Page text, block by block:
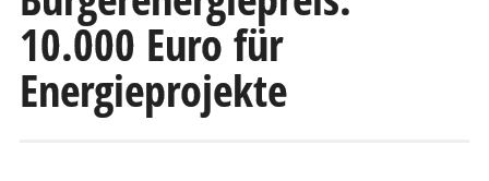
10.000 Euro für
Energieprojekte